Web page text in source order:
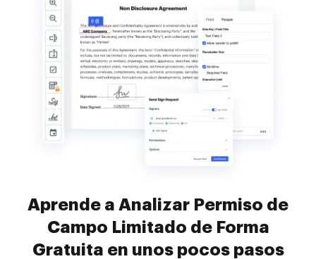
Aprende a Analizar Permiso de
Campo Limitado de Forma
Gratuita en unos pocos pasos